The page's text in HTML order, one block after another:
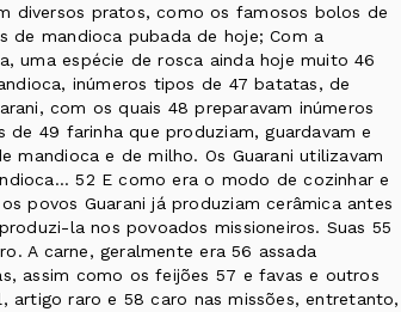
diversos pratos, como os famosos bolos de
de mandioca pubada de hoje; Com a
uma espécie de rosca ainda hoje muito 46
inúmeros tipos de 47 batatas, de
com os quais 48 preparavam inúmeros
49 farinha que produziam, guardavam e
mandioca e de milho. Os Guarani utilizavam
52 E como era o modo de cozinhar e
povos Guarani já produziam cerâmica antes
la nos povoados missioneiros. Suas 55
A carne, geralmente era 56 assada
assim como os feijões 57 e favas e outros
artigo raro e 58 caro nas missões, entretanto,